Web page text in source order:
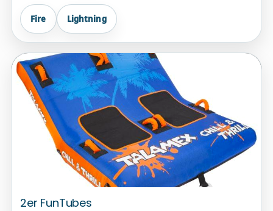
Fire Lightning
2er FunTubes